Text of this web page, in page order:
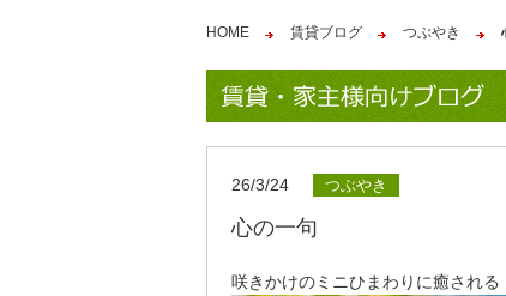
HOME 賃貸ブログ つぶやき
26/3/24 つぶやき
心の一句
咲きかけのミニひまわりに癒される